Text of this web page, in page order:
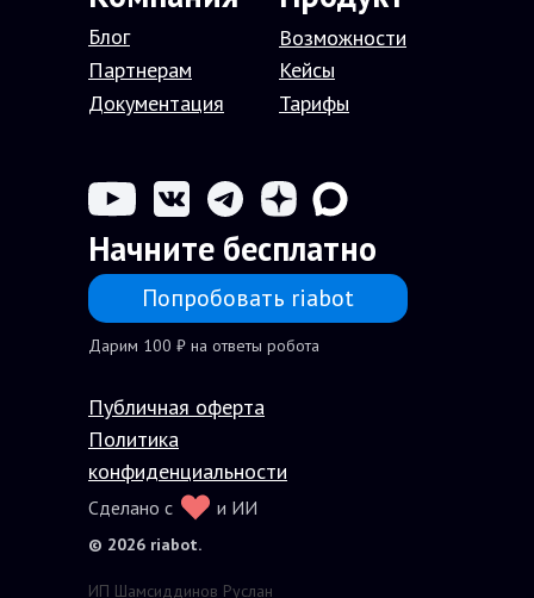
ИП Шамсиддинов Руслан
Политика
конфиденциальности
Публичная оферта
© 2026 riabot.
и ИИ
Сделано с
Дарим 100 ₽ на ответы робота
Попробовать riabot
Начните бесплатно
Возможности
Тарифы
Кейсы
Партнерам
Документация
Блог